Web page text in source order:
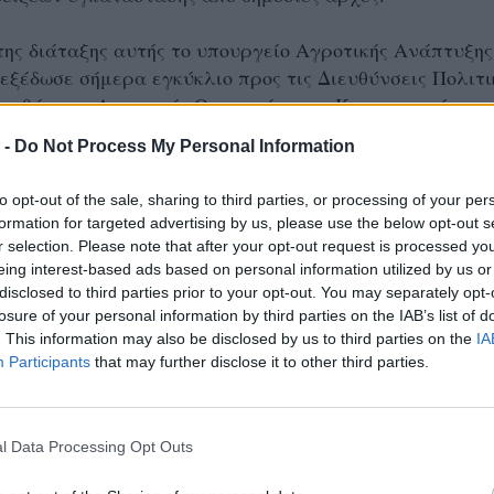
- Do Not Process My Personal Information
opt-out of the sale, sharing to third parties, or processing of your
for targeted advertising by us, please use the below opt-out
selection. Please note that after your opt-out request is processed
interest-based ads based on personal information utilized by us
to third parties prior to your opt-out. You may separately
of your personal information by third parties on the IAB’s list of
This information may also be disclosed by us to third parties on the
Participants that may further disclose it to other third parties.
Data Processing Opt Outs
διάταξης αυτής το υπουργείο Αγροτικής Ανάπτυξης
σήμερα εγκύκλιο προς τις Διευθύνσεις
Αγροτικής Οικονομίας και Κτηνιατρικής
Ενοτήτων, στις οποίες τηρούνται τα κτηματολογικά
φάκελοι των διανομών. Η εγκύκλιος καθορίζει ποιες
ποια έγγραφα αρκούν για να αποδείξει ο
του και πώς θα κινηθεί η Διοίκηση, ώστε να μην
αντιμέτωπος με το ίδιο το κράτος για τη δική του
καλούνται επίσης να χορηγούν αμελλητί τις
τα έγγραφα που ζητά ο πολίτης.
που έχει στα χέρια του τον προσωρινό τίτλο, τη
υπηρεσίας, μπορεί να κατοχυρώσει την
χωρίς να σύρεται σε ατέρμονες δικαστικές διαμάχες.
εκκρεμούν καταργούνται ενώ προβλέπεται ότι στο